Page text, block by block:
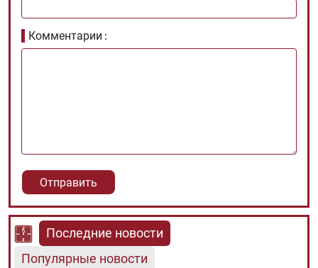
Комментарии
Последние новости
Популярные новости